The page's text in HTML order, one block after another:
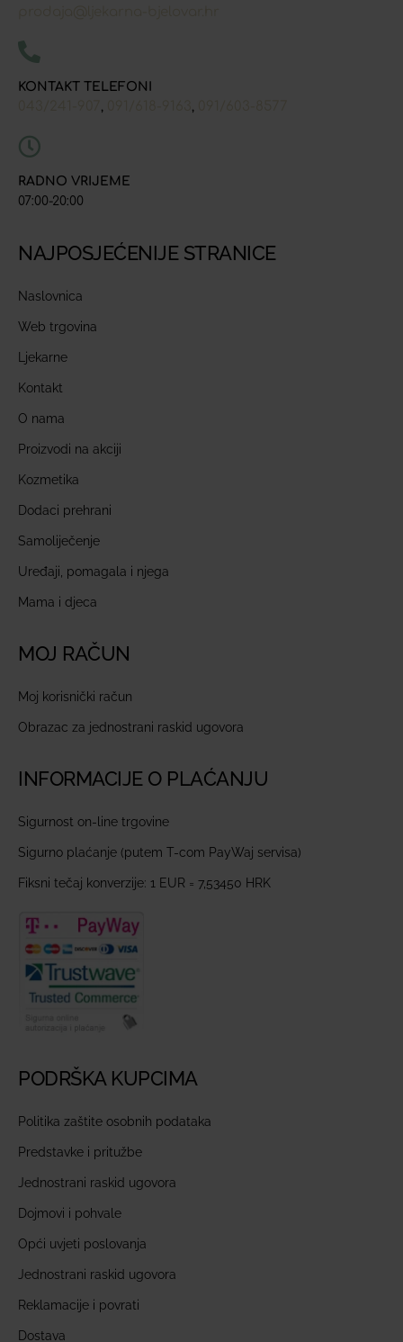
KONTAKT TELEFONI
, ,
RADNO VRIJEME
07:00-20:00
NAJPOSJEĆENIJE STRANICE
Naslovnica
Web trgovina
Ljekarne
Kontakt
O nama
Proizvodi na akciji
Kozmetika
Dodaci prehrani
Samoliječenje
Uređaji, pomagala i njega
Mama i djeca
MOJ RAČUN
Moj korisnički račun
Obrazac za jednostrani raskid ugovora
INFORMACIJE O PLAĆANJU
Sigurnost on-line trgovine
Sigurno plaćanje (putem T-com PayWaj servisa)
Fiksni tečaj konverzije: 1 EUR = 7,53450 HRK
PODRŠKA KUPCIMA
Politika zaštite osobnih podataka
Predstavke i pritužbe
Jednostrani raskid ugovora
Dojmovi i pohvale
Opći uvjeti poslovanja
Jednostrani raskid ugovora
Reklamacije i povrati
Dostava